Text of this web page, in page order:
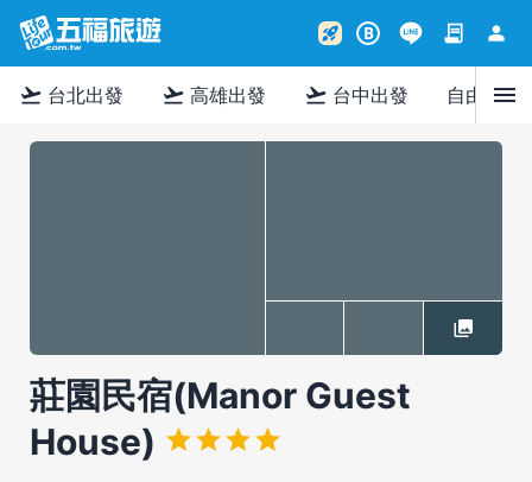
rocket_launch B contract person
flight_takeoff 台北出發 flight_takeoff 高雄出發 flight_takeoff 台中出發 自由行menu
莊園民宿(Manor Guest
House)